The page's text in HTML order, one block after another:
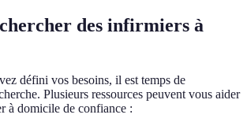
des infirmiers à
défini vos besoins, il est temps de
Plusieurs ressources peuvent vous aider
à domicile de confiance :